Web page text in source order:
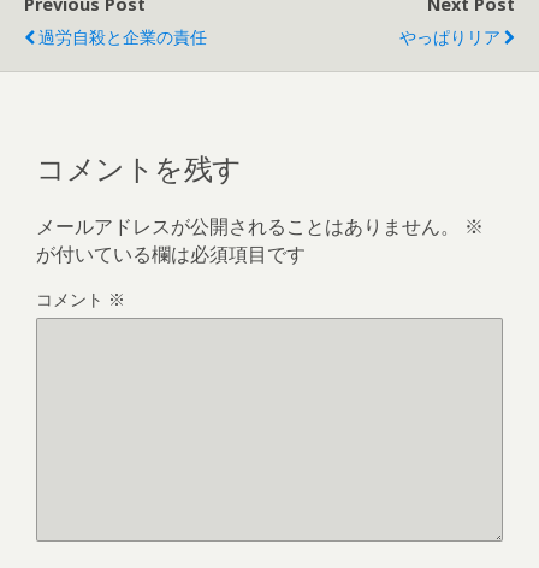
過労自殺と企業の責任
やっぱりリア
コメントを残す
メールアドレスが公開されることはありません。
※
が付いている欄は必須項目です
コメント ※